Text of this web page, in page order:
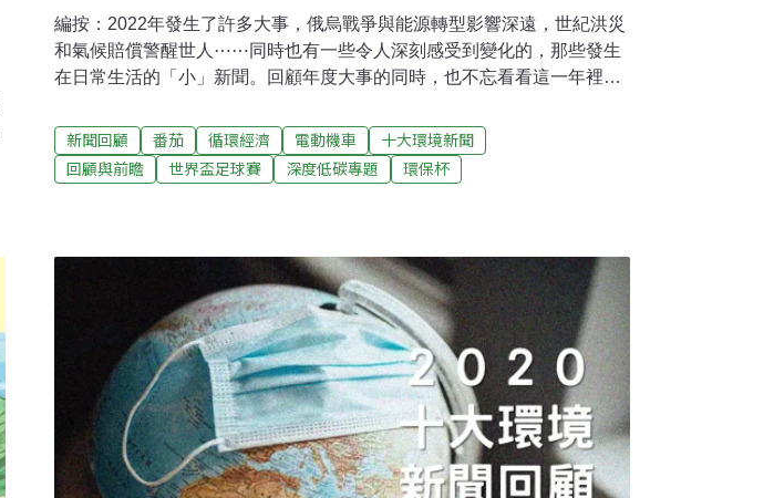
編按：2022年發生了許多大事，俄烏戰爭與能源轉型影響深遠，世紀洪災
和氣候賠償警醒世人⋯⋯同時也有一些令人深刻感受到變化的，那些發生
在日常生活的「小」新聞。回顧年度大事的同時，也不忘看看這一年裡你
元新制上路一次性飲料杯「自備杯折5元」新制7月公告上路，5元差額成
為不少人日常買手搖的小確幸。另外，新制規定2023年1月起，5%連鎖超
商及速食店須提供免費循環杯借用服務，也推動循環容器成為我國限塑趨
用】循環杯入法、自備杯至少折5元 保麗龍杯禁用再延後 延伸閱讀2：一
次性飲料杯限用新政將上路 業者喊受懲罰 循環杯租借尋解方 延伸閱讀3：
植纖杯學問大 新型材質一樣進焚化爐 環團：水餃與餛飩的差別
新聞回顧 番茄 循環經濟 電動機車
十大環境新聞
回顧與前瞻
世界盃足球賽 深度低碳專題 環保杯